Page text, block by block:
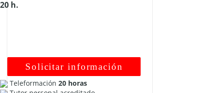
20 h.
Solicitar información
Teleformación20 horas